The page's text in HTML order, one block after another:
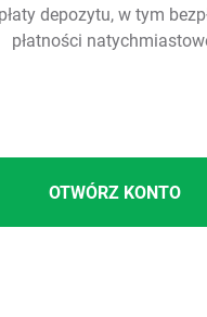
depozytu, w tym
płatności
OTWÓRZ KONTO